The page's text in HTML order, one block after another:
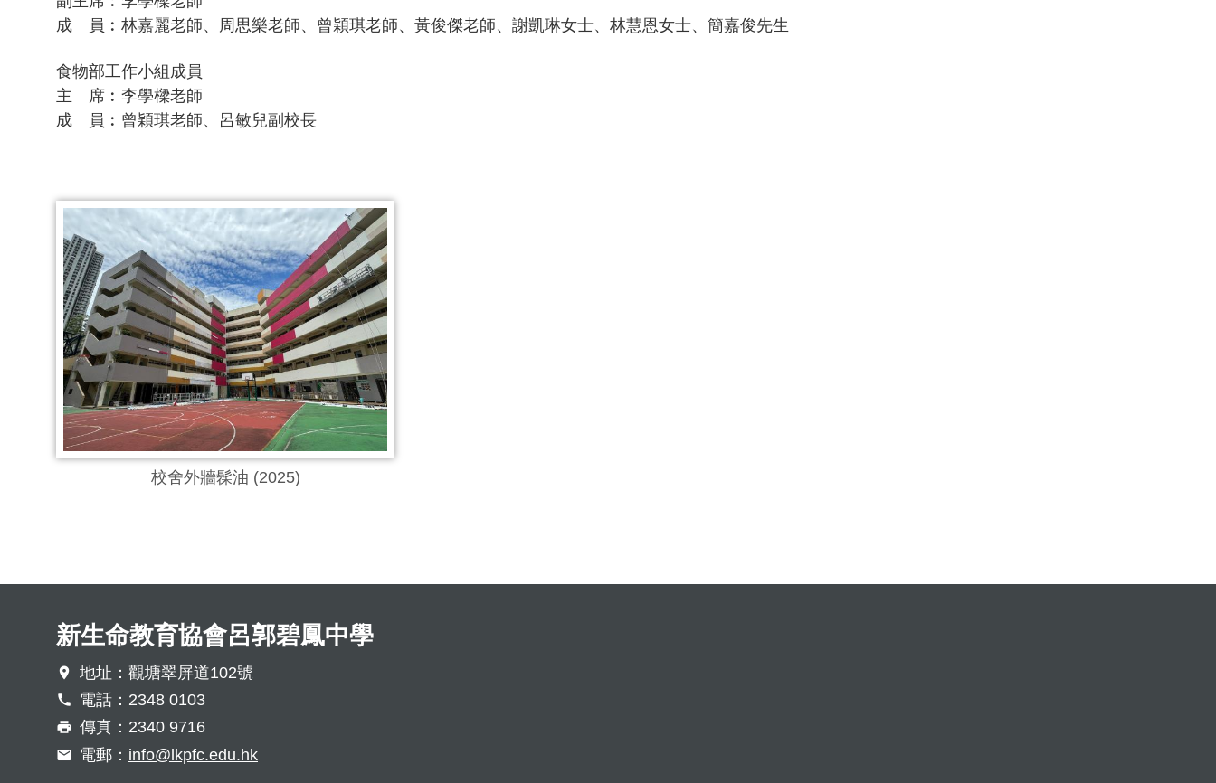
成 員︰林嘉麗老師、周思樂老師、曾穎琪老師、黃俊傑老師、謝凱琳女士、林慧恩女士、簡嘉俊先生
食物部工作小組成員
主 席︰李學樑老師
成 員︰曾穎琪老師、呂敏兒副校長
校舍外牆髹油 (2025)
新生命教育協會呂郭碧鳳中學
地址：觀塘翠屏道102號
電話：2348 0103
傳真：2340 9716
電郵： info@lkpfc.edu.hk